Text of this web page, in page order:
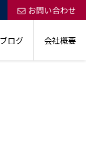
お問い合わせ
ブログ 会社概要